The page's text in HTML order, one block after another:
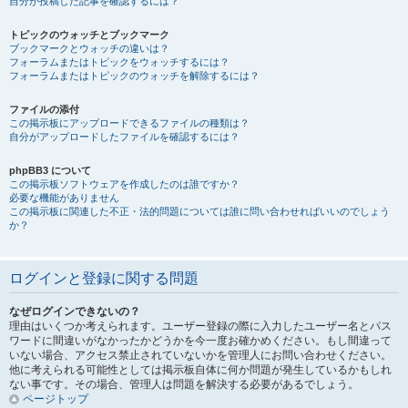
トピックのウォッチとブックマーク
ブックマークとウォッチの違いは？
フォーラムまたはトピックをウォッチするには？
フォーラムまたはトピックのウォッチを解除するには？
ファイルの添付
この掲示板にアップロードできるファイルの種類は？
自分がアップロードしたファイルを確認するには？
phpBB3 について
この掲示板ソフトウェアを作成したのは誰ですか？
必要な機能がありません
この掲示板に関連した不正・法的問題については誰に問い合わせればいいのでしょう
か？
ログインと登録に関する問題
なぜログインできないの？
理由はいくつか考えられます。ユーザー登録の際に入力したユーザー名とパス
ワードに間違いがなかったかどうかを今一度お確かめください。もし間違って
いない場合、アクセス禁止されていないかを管理人にお問い合わせください。
他に考えられる可能性としては掲示板自体に何か問題が発生しているかもしれ
ない事です。その場合、管理人は問題を解決する必要があるでしょう。
ページトップ